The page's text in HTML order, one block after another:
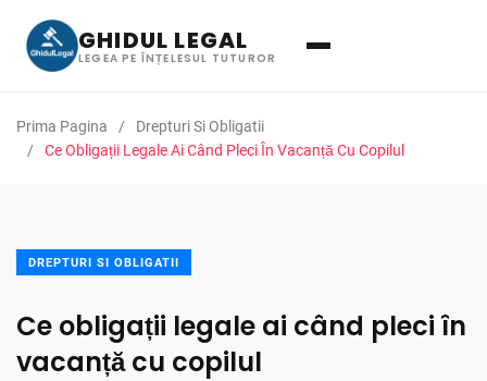
GHIDUL LEGAL
LEGEA PE ÎNȚELESUL TUTUROR
Prima Pagina
Drepturi Si Obligatii
Ce Obligații Legale Ai Când Pleci În Vacanță Cu Copilul
DREPTURI SI OBLIGATII
Ce obligații legale ai când pleci în
vacanță cu copilul